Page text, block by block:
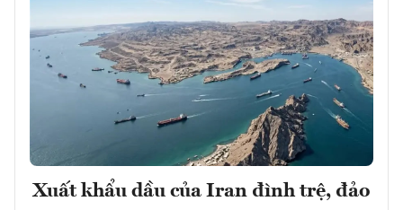
Xuất khẩu dầu của Iran đình trệ, đảo